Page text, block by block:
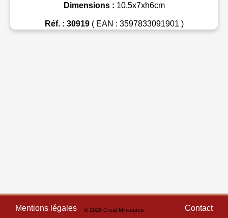
Dimensions : 10.5x7xh6cm
Réf. : 30919( EAN : 3597833091901 )
Mentions légales © 2026 Creal-Miniatures Contact